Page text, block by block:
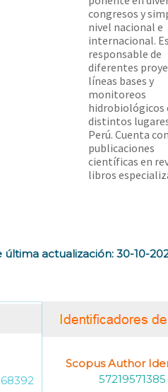
congresos y
nivel nacional e
internacional.
responsable de
diferentes
líneas bases y
monitoreos
hidrobiológicos
distintos
Perú. Cuenta
publicaciones
científicas en
libros
última actualización: 30-10-
Scopus Author
57219571385